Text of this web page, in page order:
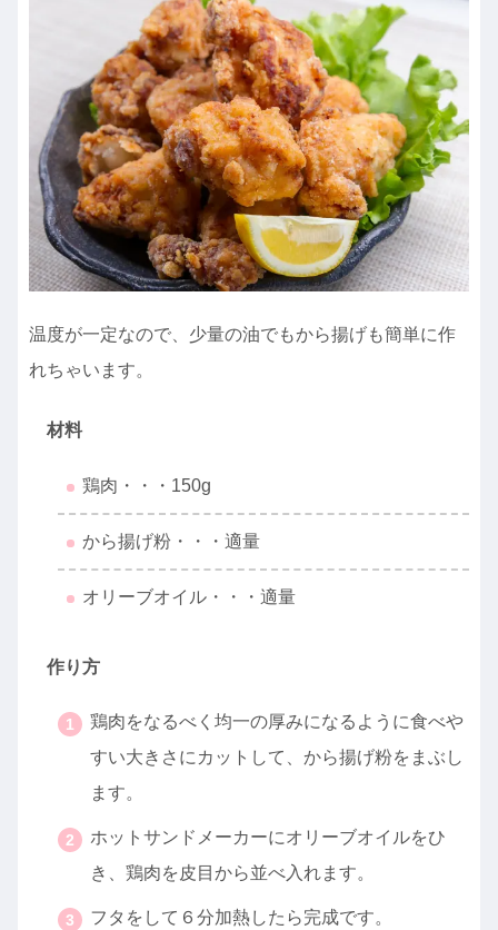
温度が一定なので、少量の油でもから揚げも簡単に作
れちゃいます。
材料
鶏肉・・・150g
から揚げ粉・・・適量
オリーブオイル・・・適量
作り方
鶏肉をなるべく均一の厚みになるように食べや
すい大きさにカットして、から揚げ粉をまぶし
ます。
ホットサンドメーカーにオリーブオイルをひ
き、鶏肉を皮目から並べ入れます。
フタをして６分加熱したら完成です。